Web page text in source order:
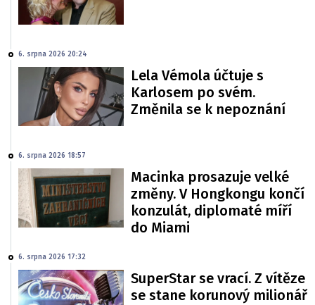
6. srpna 2026 20:24
Lela Vémola účtuje s
Karlosem po svém.
Změnila se k nepoznání
6. srpna 2026 18:57
Macinka prosazuje velké
změny. V Hongkongu končí
konzulát, diplomaté míří
do Miami
6. srpna 2026 17:32
SuperStar se vrací. Z vítěze
se stane korunový milionář